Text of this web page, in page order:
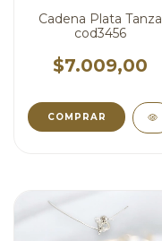
Cadena Plata Tanza
cod3456
$7.009,00
COMPRAR